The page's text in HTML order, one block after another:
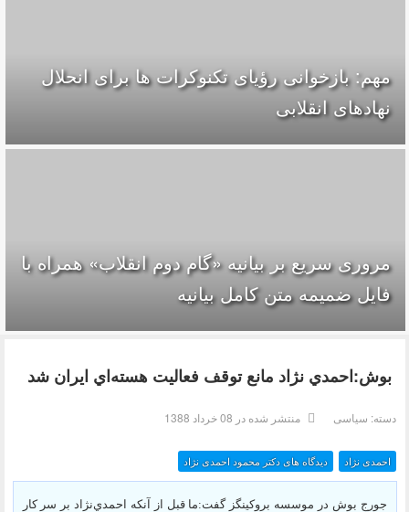
مهم: بازخوانی رؤیای تکنوکرات ها برای انحلال
نهادهای انقلابی
مروری سریع بر بیانیه «گام دوم انقلاب» همراه با
فایل ضمیمه متن کامل بیانیه
بوش:احمدي ‌نژاد مانع توقف فعاليت‌ هسته‌اي ايران شد
دسته: سیاسی منتشر شده در 08 خرداد 1388
احمدی نژاد دیدگاه های دکتر محمود احمدی نژاد
جورج بوش در موسسه بروكينگز گفت:ما قبل از آنكه احمدي‌نژاد بر سر كار